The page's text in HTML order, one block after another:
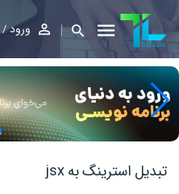
ورود
تبدیل استرینگ به jsx